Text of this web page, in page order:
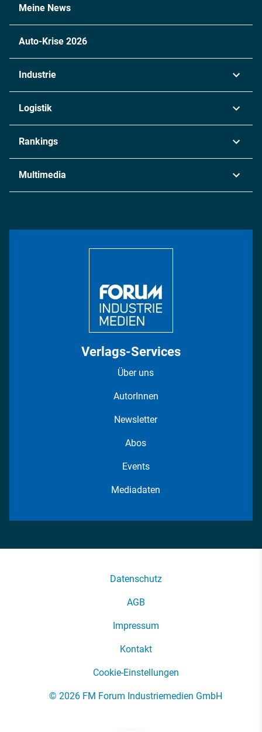
Meine News
Auto-Krise 2026
Industrie
Chemie
Metall
Energie
Logistik
Rankings
Multimedia
Verlags-Services
Über uns
AutorInnen
Newsletter
Abos
Events
Mediadaten
Datenschutz
AGB
Impressum
Kontakt
Cookie-Einstellungen
© 2026 FM Forum Industriemedien GmbH